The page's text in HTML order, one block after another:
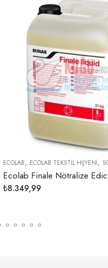
,ECOLAB TEKSTİL HİJYENİ,
8.349,99